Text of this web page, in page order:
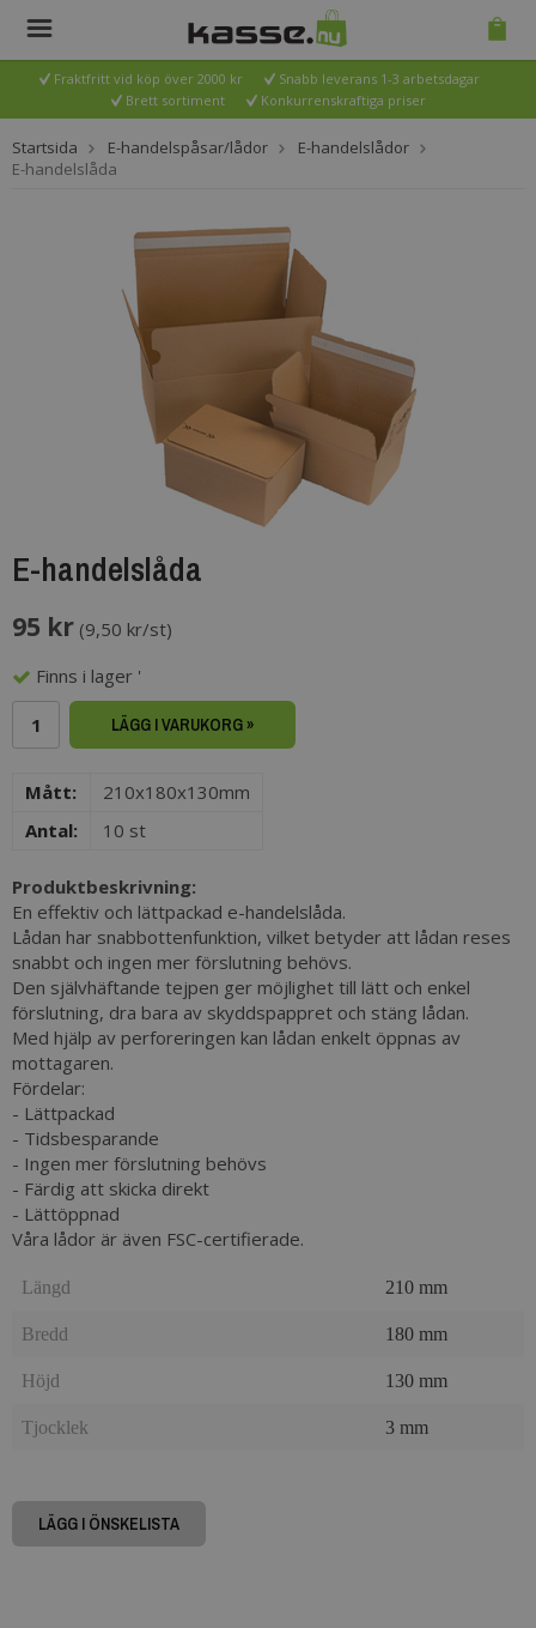
Fraktfritt vid köp över 2000 kr
Snabb leverans 1-3 arbetsdagar
Brett sortiment
Konkurrenskraftiga priser
Startsida E-handelspåsar/lådor
E-handelslådor
E-handelslåda
E-handelslåda
95 kr (9,50 kr/st)
Finns i lager '
LÄGG I VARUKORG »
Mått:
210x180x130mm
Antal:
10 st
Produktbeskrivning:
En effektiv och lättpackad e-handelslåda.
Lådan har snabbottenfunktion, vilket betyder att lådan reses
snabbt och ingen mer förslutning behövs.
Den självhäftande tejpen ger möjlighet till lätt och enkel
förslutning, dra bara av skyddspappret och stäng lådan.
Med hjälp av perforeringen kan lådan enkelt öppnas av
mottagaren.
Fördelar:
- Lättpackad
- Tidsbesparande
- Ingen mer förslutning behövs
- Färdig att skicka direkt
- Lättöppnad
Våra lådor är även FSC-certifierade.
Längd 210 mm
Bredd 180 mm
Höjd 130 mm
Tjocklek 3 mm
LÄGG I ÖNSKELISTA